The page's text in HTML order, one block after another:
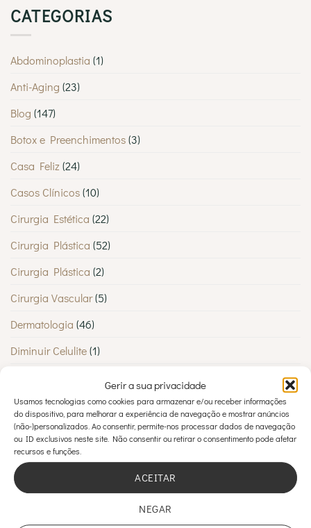
Gerir a sua privacidade
Usamos tecnologias como cookies para armazenar e/ou receber informações
do dispositivo, para melhorar a experiência de navegação e mostrar anúncios
(não-)personalizados. Ao consentir, permite-nos processar dados de navegação
ou ID exclusivos neste site. Não consentir ou retirar o consentimento pode afetar
recursos e funções.
ACEITAR
NEGAR
CATEGORIAS
Abdominoplastia (1)
Anti-Aging (23)
Blog (147)
Botox e Preenchimentos(3)
Casa Feliz (24)
Casos Clínicos(10)
Cirurgia Estética (22)
Cirurgia Plástica (52)
Cirurgia Plástica (2)
Cirurgia Vascular(5)
Dermatologia (46)
Diminuir Celulite(1)
Estética Corporal(12)
Estética Facial(7)
Estética Pós-parto
Estética Pré-parto